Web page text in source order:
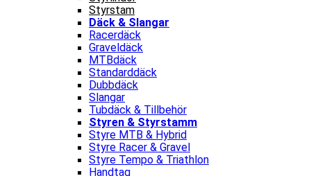
Styrstam
Däck & Slangar
Racerdäck
Graveldäck
MTBdäck
Standarddäck
Dubbdäck
Slangar
Tubdäck & Tillbehör
Styren & Styrstamm
Styre MTB & Hybrid
Styre Racer & Gravel
Styre Tempo & Triathlon
Handtag